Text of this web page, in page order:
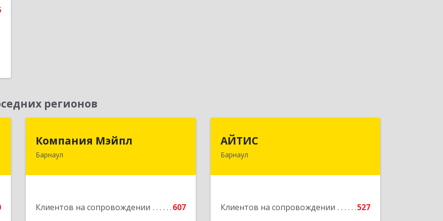
регионов
Компания Мэйпл
Барнаул
Клиентов на сопровождении
607
Компания Мэйпл
656038, Алтайский край, Барнаул г,
АЙТИС
Барнаул
Клиентов на сопровождении
527
656067, Алтайский край, Барнаул г,